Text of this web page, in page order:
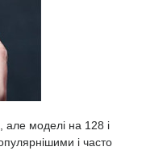
але моделі на 128 і
і часто